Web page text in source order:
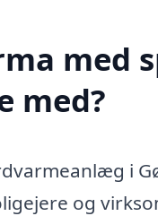
med
med?
i
og